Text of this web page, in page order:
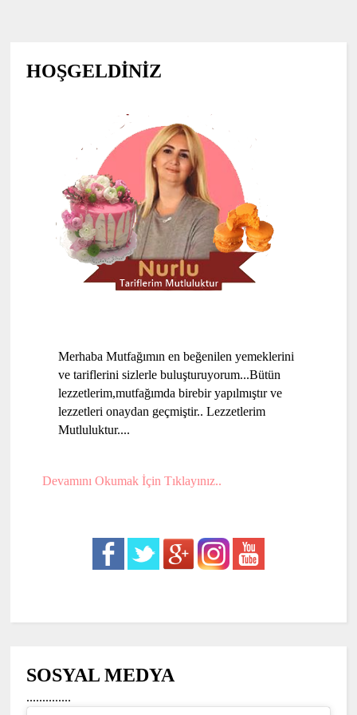
HOŞGELDİNİZ
Merhaba Mutfağımın en beğenilen yemeklerini
ve tariflerini sizlerle buluşturuyorum...Bütün
lezzetlerim,mutfağımda birebir yapılmıştır ve
lezzetleri onaydan geçmiştir.. Lezzetlerim
Mutluluktur....
Devamını Okumak İçin Tıklayınız..
SOSYAL MEDYA
..............